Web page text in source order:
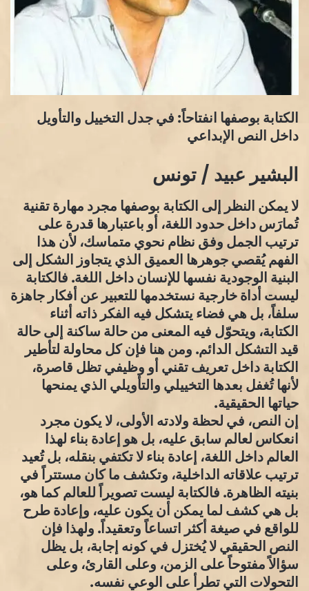
الكتابة بوصفها انفتاحاً: في جدل التخييل والتأويل
داخل النص الإبداعي
البشير عبيد / تونس
لا يمكن النظر إلى الكتابة بوصفها مجرد مهارة تقنية
تُمارَس داخل حدود اللغة، أو باعتبارها قدرة على
ترتيب الجمل وفق نظام نحوي متماسك، لأن هذا
الفهم يُقصي جوهرها العميق الذي يتجاوز الشكل إلى
البنية الوجودية نفسها للإنسان داخل اللغة. فالكتابة
ليست أداة خارجية نستخدمها للتعبير عن أفكار جاهزة
سلفاً، بل هي فضاء يتشكل فيه الفكر ذاته أثناء
الكتابة، ويتحوّل فيه المعنى من حالة ساكنة إلى حالة
قيد التشكل الدائم. ومن هنا فإن كل محاولة لتأطير
الكتابة داخل تعريف تقني أو وظيفي تظل قاصرة،
لأنها تُغفل بعدها التخييلي والتأويلي الذي يمنحها
حياتها الحقيقية.
إن النص، في لحظة ولادته الأولى، لا يكون مجرد
انعكاس لعالم سابق عليه، بل هو إعادة بناء لهذا
العالم داخل اللغة، إعادة بناء لا تكتفي بنقله، بل تُعيد
ترتيب علاقاته الداخلية، وتكشف ما كان مستتراً في
بنيته الظاهرة. فالكتابة ليست تصويراً للعالم كما هو،
بل هي كشف لما يمكن أن يكون عليه، وإعادة طرح
للواقع في صيغة أكثر اتساعاً وتعقيداً. ولهذا فإن
النص الحقيقي لا يُختزل في كونه إجابة، بل يظل
سؤالاً مفتوحاً على الزمن، وعلى القارئ، وعلى
التحولات التي تطرأ على الوعي نفسه.